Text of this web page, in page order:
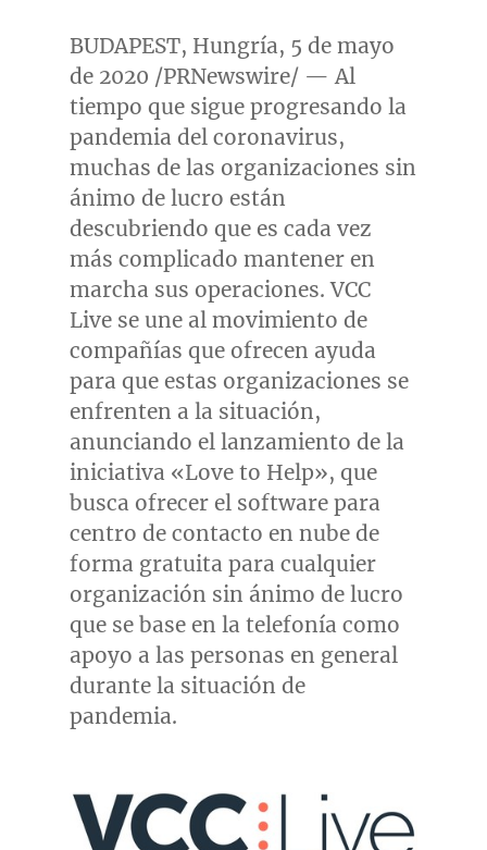
BUDAPEST, Hungría, 5 de mayo
de 2020 /PRNewswire/ — Al
tiempo que sigue progresando la
pandemia del coronavirus,
muchas de las organizaciones sin
ánimo de lucro están
descubriendo que es cada vez
más complicado mantener en
marcha sus operaciones. VCC
Live se une al movimiento de
compañías que ofrecen ayuda
para que estas organizaciones se
enfrenten a la situación,
anunciando el lanzamiento de la
iniciativa «Love to Help», que
busca ofrecer el software para
centro de contacto en nube de
forma gratuita para cualquier
organización sin ánimo de lucro
que se base en la telefonía como
apoyo a las personas en general
durante la situación de
pandemia.